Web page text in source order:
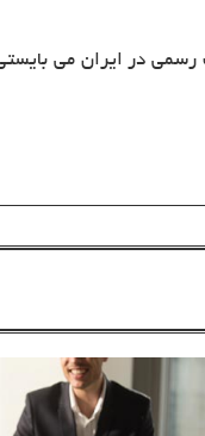
در ایران می بایستی